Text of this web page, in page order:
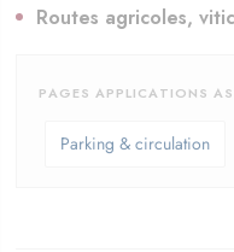
Routes agricoles,
PAGES APPLICATIONS
Parking & circulation